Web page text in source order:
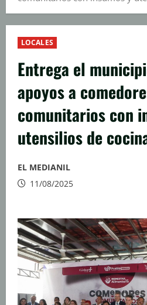
LOCALES
Entrega el
apoyos a
comunitarios con
utensilios de
EL MEDIANIL
11/08/2025